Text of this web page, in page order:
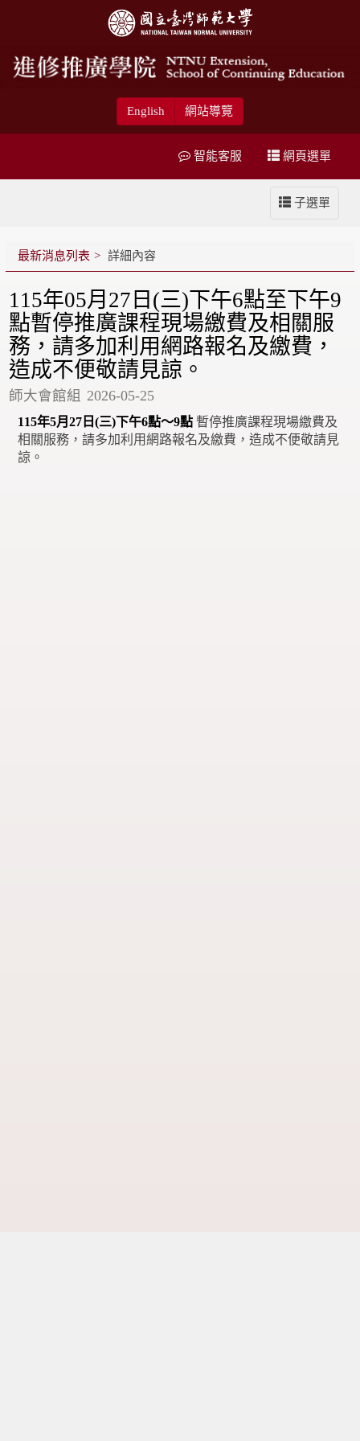
English 網站導覽
網頁選單
智能客服
子選單
最新消息列表 詳細內容
115年05月27日(三)下午6點至下午9
點暫停推廣課程現場繳費及相關服
務，請多加利用網路報名及繳費，
造成不便敬請見諒。
師大會館組 2026-05-25
115年5月27日(三)下午6點～9點 暫停推廣課程現場繳費及
相關服務，請多加利用網路報名及繳費，造成不便敬請見
諒。